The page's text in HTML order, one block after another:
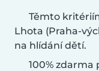
Těmto
Lhota (Praha-
na hlídání dětí.
100% zdarma